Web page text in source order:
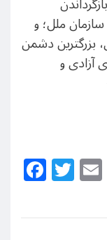
ملل؛ و
بزرگترین دشمن
آزادی و